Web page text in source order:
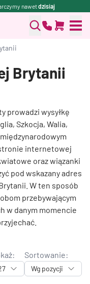
nawetdzisiaj
Brytanii
prowadzi wysyłkę
Szkocja, Walia,
internetowej
oraz wiązanki
pod wskazany adres
W ten sposób
przebywającym
w danym momencie
Sortowanie:
Wg pozycji